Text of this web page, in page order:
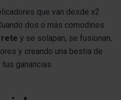
que van desde x2
dos o más comodines
y se solapan, se fusionan,
y creando una bestia de
ganancias.